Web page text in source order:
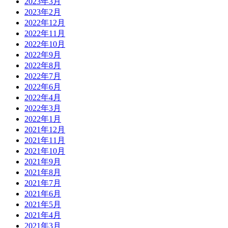
2023年2月
2022年12月
2022年11月
2022年10月
2022年9月
2022年8月
2022年7月
2022年6月
2022年4月
2022年3月
2022年1月
2021年12月
2021年11月
2021年10月
2021年9月
2021年8月
2021年7月
2021年6月
2021年5月
2021年4月
2021年3月